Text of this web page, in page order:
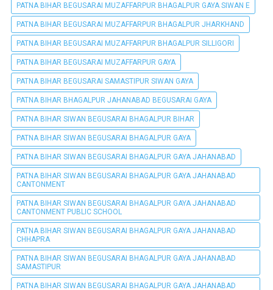
PATNA BIHAR BEGUSARAI MUZAFFARPUR BHAGALPUR GAYA SIWAN E
PATNA BIHAR BEGUSARAI MUZAFFARPUR BHAGALPUR JHARKHAND
PATNA BIHAR BEGUSARAI MUZAFFARPUR BHAGALPUR SILLIGORI
PATNA BIHAR BEGUSARAI MUZAFFARPUR GAYA
PATNA BIHAR BEGUSARAI SAMASTIPUR SIWAN GAYA
PATNA BIHAR BHAGALPUR JAHANABAD BEGUSARAI GAYA
PATNA BIHAR SIWAN BEGUSARAI BHAGALPUR BIHAR
PATNA BIHAR SIWAN BEGUSARAI BHAGALPUR GAYA
PATNA BIHAR SIWAN BEGUSARAI BHAGALPUR GAYA JAHANABAD
PATNA BIHAR SIWAN BEGUSARAI BHAGALPUR GAYA JAHANABAD
CANTONMENT
PATNA BIHAR SIWAN BEGUSARAI BHAGALPUR GAYA JAHANABAD
CANTONMENT PUBLIC SCHOOL
PATNA BIHAR SIWAN BEGUSARAI BHAGALPUR GAYA JAHANABAD
CHHAPRA
PATNA BIHAR SIWAN BEGUSARAI BHAGALPUR GAYA JAHANABAD
SAMASTIPUR
PATNA BIHAR SIWAN BEGUSARAI BHAGALPUR GAYA JAHANABAD